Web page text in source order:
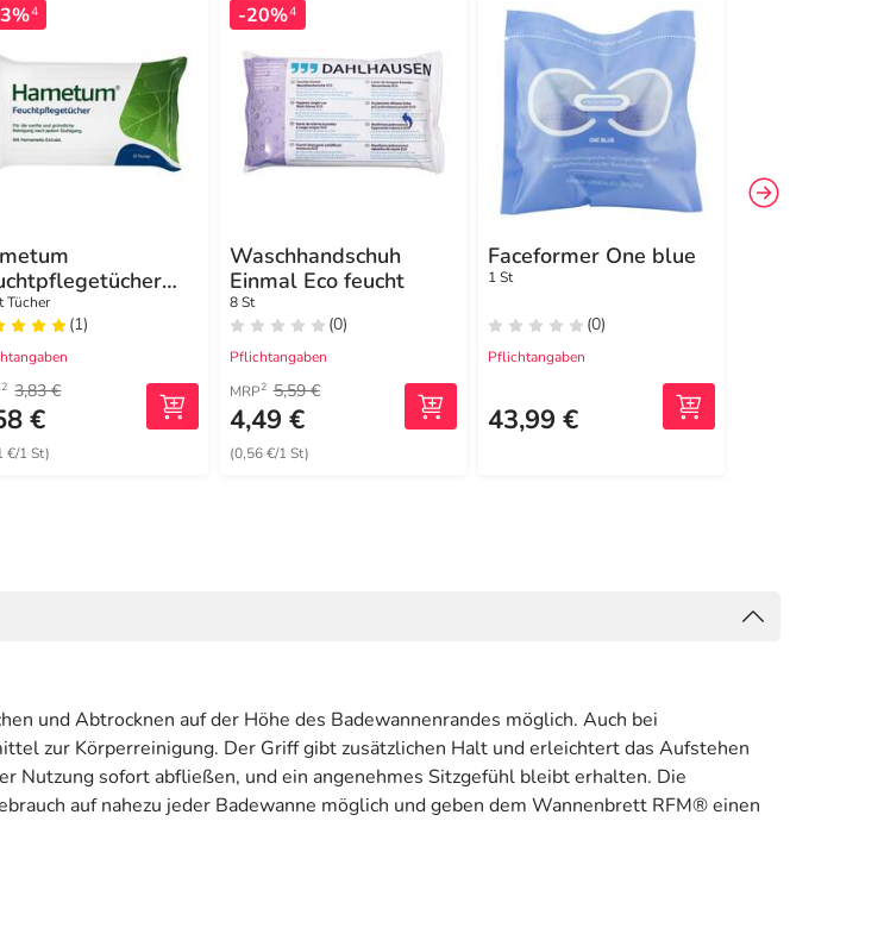
4
Tücher
(1)
2 3,83 €
€
€/1 St)
-20%4
Waschhandschuh
Einmal Eco feucht
8 St
(0)
Pflichtangaben
MRP2 5,59 €
4,49 €
(0,56 €/1 St)
Faceformer One blue
1 St
(0)
Pflichtangaben
43,99 €
und Abtrocknen auf der Höhe des Badewannenrandes möglich. Auch bei
zur Körperreinigung. Der Griff gibt zusätzlichen Halt und erleichtert das Aufstehen
Nutzung sofort abfließen, und ein angenehmes Sitzgefühl bleibt erhalten. Die
auf nahezu jeder Badewanne möglich und geben dem Wannenbrett RFM® einen